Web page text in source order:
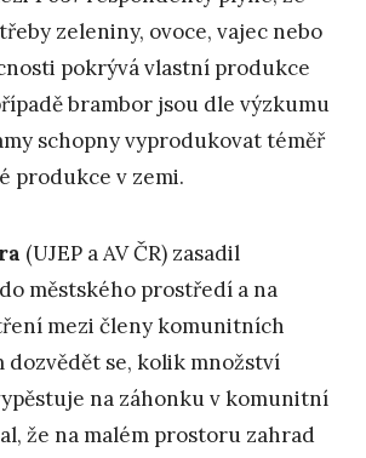
zeleniny, ovoce, vajec nebo
pokrývá vlastní produkce
brambor jsou dle výzkumu
schopny vyprodukovat téměř
produkce v zemi.
(UJEP a AV ČR) zasadil
městského prostředí a na
mezi členy komunitních
dozvědět se, kolik množství
na záhonku v komunitní
že na malém prostoru zahrad